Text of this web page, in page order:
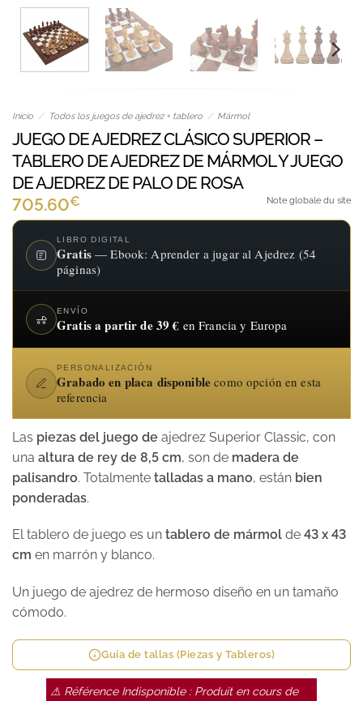
Inicio / Todos los juegos de ajedrez + tablero / Mármol
JUEGO DE AJEDREZ CLÁSICO SUPERIOR –
TABLERO DE AJEDREZ DE MÁRMOL Y JUEGO
DE AJEDREZ DE PALO DE ROSA
705.60€ Note globale du site
LIBRO DIGITAL
Gratis— Ebook: Aprender a jugar al Ajedrez (54
páginas)
ENVÍO
Gratis a partir de 39 € en Francia y Europa
PERSONALIZACIÓN
Grabado en placa disponible como opción en esta
referencia
Las piezas del juego de ajedrez Superior Classic, con
una altura de rey de 8,5 cm, son de madera de
palisandro. Totalmente talladas a mano, están bien
ponderadas.
El tablero de juego es un tablero de mármol de 43 x 43
cm en marrón y blanco.
Un juego de ajedrez de hermoso diseño en un tamaño
cómodo.
Guía de tallas (Piezas y Tableros)
⚠ Référence Indisponible : Produit en cours de